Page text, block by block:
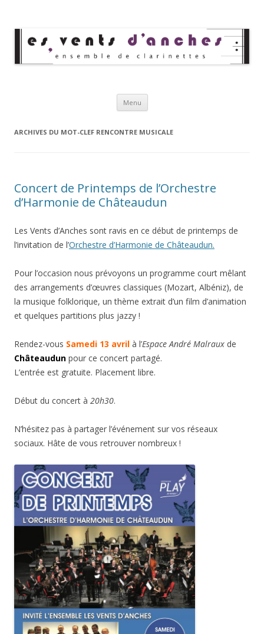
Menu Aller au contenu principal
ARCHIVES DU MOT-CLEF RENCONTRE MUSICALE
Concert de Printemps de l’Orchestre
d’Harmonie de Châteaudun
Les Vents d’Anches sont ravis en ce début de printemps de
l’invitation de l’Orchestre d’Harmonie de Châteaudun.
Pour l’occasion nous prévoyons un programme court mêlant
des arrangements d’œuvres classiques (Mozart, Albéniz), de
la musique folklorique, un thème extrait d’un film d’animation
et quelques partitions plus jazzy !
Rendez-vous Samedi 13 avril à l’Espace André Malraux de
Châteaudun pour ce concert partagé.
L’entrée est gratuite. Placement libre.
Début du concert à 20h30.
N’hésitez pas à partager l’événement sur vos réseaux
sociaux. Hâte de vous retrouver nombreux !